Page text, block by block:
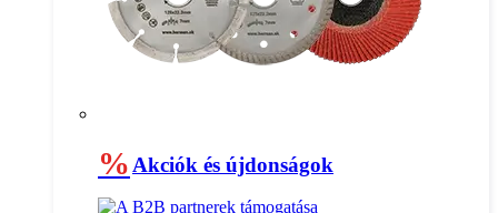
% Akciók és újdonságok